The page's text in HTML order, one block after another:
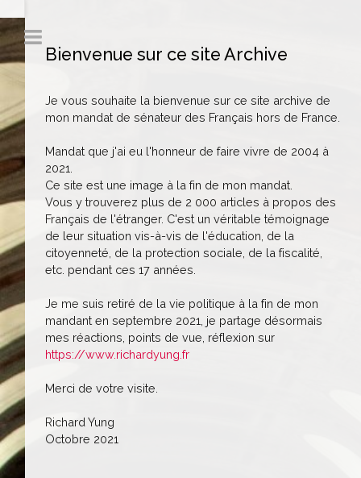
Bienvenue sur ce site Archive
Je vous souhaite la bienvenue sur ce site archive de
mon mandat de sénateur des Français hors de France.
Mandat que j'ai eu l'honneur de faire vivre de 2004 à
2021.
Ce site est une image à la fin de mon mandat.
Vous y trouverez plus de 2 000 articles à propos des
Français de l'étranger. C'est un véritable témoignage
de leur situation vis-à-vis de l'éducation, de la
citoyenneté, de la protection sociale, de la fiscalité,
etc. pendant ces 17 années.
Je me suis retiré de la vie politique à la fin de mon
mandant en septembre 2021, je partage désormais
mes réactions, points de vue, réflexion sur
https://www.richardyung.fr
Merci de votre visite.
Richard Yung
Octobre 2021